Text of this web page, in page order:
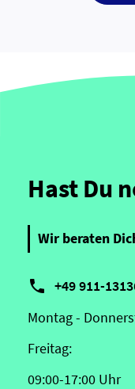
Hast Du
Wir beraten
 +49 911-
Montag -
Freitag:
09:00-17:00 Uhr